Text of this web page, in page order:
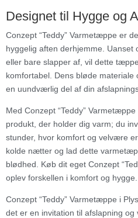
Designet til Hygge og
Conzept “Teddy” Varmetæppe er
hyggelig aften derhjemme. Uanset
eller bare slapper af, vil dette
komfortabel. Dens bløde
en uundværlig del af din
Med Conzept “Teddy”
produkt, der holder dig varm; du
stunder, hvor komfort og velvære
kolde nætter og lad dette
blødhed. Køb dit eget Conzept
oplev forskellen i komfort og hygge.
Conzept “Teddy” Varmetæppe i
det er en invitation til afslapning og